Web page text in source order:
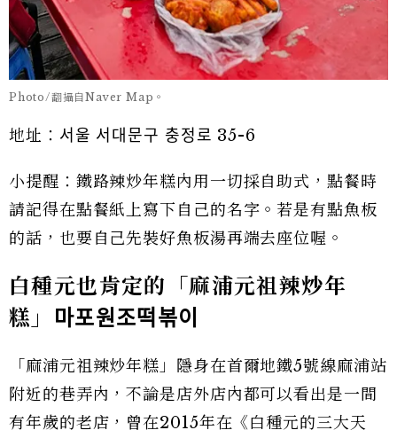
Photo/翻攝自Naver Map。
地址：서울 서대문구 충정로 35-6
小提醒：鐵路辣炒年糕內用一切採自助式，點餐時
請記得在點餐紙上寫下自己的名字。若是有點魚板
的話，也要自己先裝好魚板湯再端去座位喔。
白種元也肯定的「麻浦元祖辣炒年
糕」 마포원조떡볶이
「麻浦元祖辣炒年糕」隱身在首爾地鐵5號線麻浦站
附近的巷弄內，不論是店外店內都可以看出是一間
有年歲的老店，曾在2015年在《白種元的三大天